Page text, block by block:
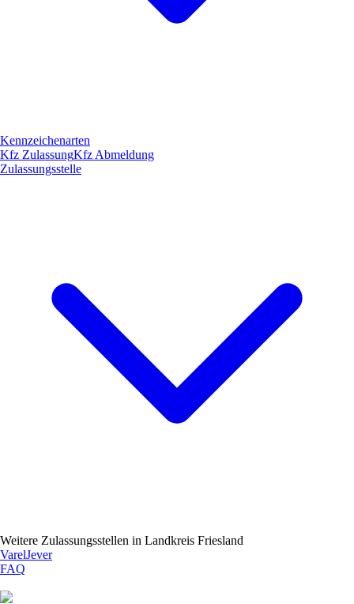
Kennzeichenarten
Kfz ZulassungKfz Abmeldung
Zulassungsstelle
Weitere Zulassungsstellen in Landkreis Friesland
VarelJever
FAQ